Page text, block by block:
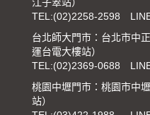
江子翠站）
TEL:(02)2258-2598
台北師大門市：台北市中
運台電大樓站）
TEL:(02)2369-0688
桃園中壢門市：桃園市中
站）